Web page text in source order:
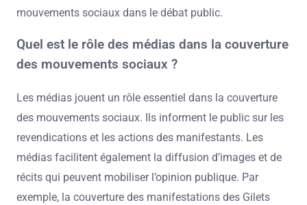
mouvements sociaux dans le débat public.
Quel est le rôle des médias dans la couverture
des mouvements sociaux ?
Les médias jouent un rôle essentiel dans la couverture
des mouvements sociaux. Ils informent le public sur les
revendications et les actions des manifestants. Les
médias facilitent également la diffusion d’images et de
récits qui peuvent mobiliser l’opinion publique. Par
exemple, la couverture des manifestations des Gilets